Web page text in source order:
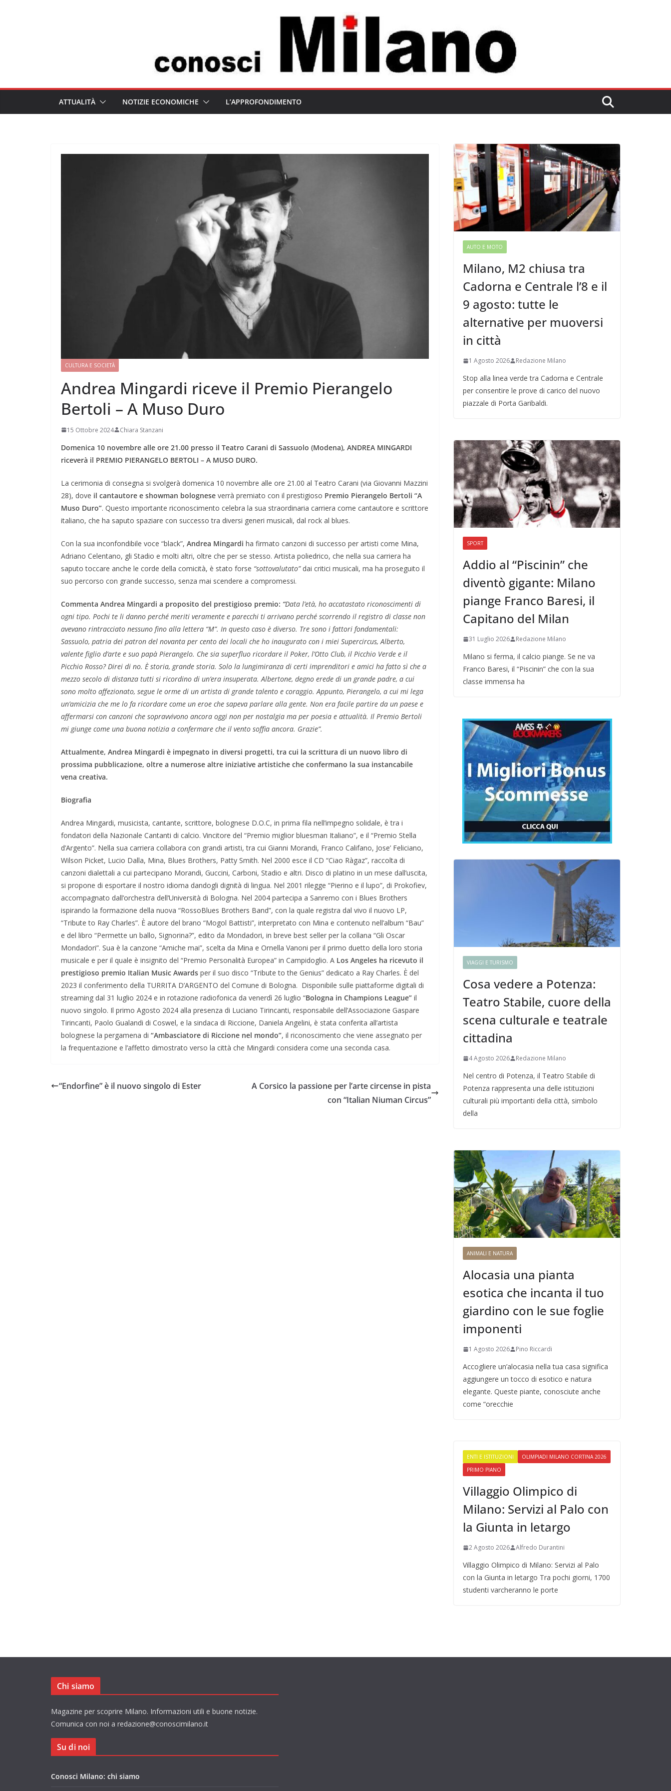
ATTUALITÀ NOTIZIE ECONOMICHE L’APPROFONDIMENTO
CULTURA E SOCIETÀ
Andrea Mingardi riceve il Premio Pierangelo
Bertoli – A Muso Duro
15 Ottobre 2024 Chiara Stanzani
Domenica 10 novembre alle ore 21.00 presso il Teatro Carani di Sassuolo (Modena), ANDREA MINGARDI
riceverà il PREMIO PIERANGELO BERTOLI – A MUSO DURO.
La cerimonia di consegna si svolgerà domenica 10 novembre alle ore 21.00 al Teatro Carani (via Giovanni Mazzini
28), dove il cantautore e showman bolognese verrà premiato con il prestigioso Premio Pierangelo Bertoli “A
Muso Duro”. Questo importante riconoscimento celebra la sua straordinaria carriera come cantautore e scrittore
italiano, che ha saputo spaziare con successo tra diversi generi musicali, dal rock al blues.
Con la sua inconfondibile voce “black”, Andrea Mingardi ha firmato canzoni di successo per artisti come Mina,
Adriano Celentano, gli Stadio e molti altri, oltre che per se stesso. Artista poliedrico, che nella sua carriera ha
saputo toccare anche le corde della comicità, è stato forse “sottovalutato”dai critici musicali, ma ha proseguito il
suo percorso con grande successo, senza mai scendere a compromessi.
Commenta Andrea Mingardi a proposito del prestigioso premio: “Data l’età, ho accatastato riconoscimenti di
ogni tipo. Pochi te li danno perché meriti veramente e parecchi ti arrivano perché scorrendo il registro di classe non
avevano rintracciato nessuno fino alla lettera “M”. In questo caso è diverso. Tre sono i fattori fondamentali:
Sassuolo, patria dei patron del novanta per cento dei locali che ho inaugurato con i miei Supercircus, Alberto,
valente figlio d’arte e suo papà Pierangelo. Che sia superfluo ricordare il Poker, l’Otto Club, il Picchio Verde e il
Picchio Rosso? Direi di no. È storia, grande storia. Solo la lungimiranza di certi imprenditori e amici ha fatto sì che a
mezzo secolo di distanza tutti si ricordino di un’era insuperata. Albertone, degno erede di un grande padre, a cui
sono molto affezionato, segue le orme di un artista di grande talento e coraggio. Appunto, Pierangelo, a cui mi lega
un’amicizia che me lo fa ricordare come un eroe che sapeva parlare alla gente. Non era facile partire da un paese e
affermarsi con canzoni che sopravvivono ancora oggi non per nostalgia ma per poesia e attualità. Il Premio Bertoli
mi giunge come una buona notizia a confermare che il vento soffia ancora. Grazie”.
Attualmente, Andrea Mingardi è impegnato in diversi progetti, tra cui la scrittura di un nuovo libro di
prossima pubblicazione, oltre a numerose altre iniziative artistiche che confermano la sua instancabile
vena creativa.
Biografia
Andrea Mingardi, musicista, cantante, scrittore, bolognese D.O.C, in prima fila nell’impegno solidale, è tra i
fondatori della Nazionale Cantanti di calcio. Vincitore del “Premio miglior bluesman Italiano”, e il “Premio Stella
d’Argento”. Nella sua carriera collabora con grandi artisti, tra cui Gianni Morandi, Franco Califano, Jose’ Feliciano,
Wilson Picket, Lucio Dalla, Mina, Blues Brothers, Patty Smith. Nel 2000 esce il CD “Ciao Ràgaz”, raccolta di
canzoni dialettali a cui partecipano Morandi, Guccini, Carboni, Stadio e altri. Disco di platino in un mese dall’uscita,
si propone di esportare il nostro idioma dandogli dignità di lingua. Nel 2001 rilegge “Pierino e il lupo”, di Prokofiev,
accompagnato dall’orchestra dell’Università di Bologna. Nel 2004 partecipa a Sanremo con i Blues Brothers
ispirando la formazione della nuova “RossoBlues Brothers Band”, con la quale registra dal vivo il nuovo LP,
“Tribute to Ray Charles”. È autore del brano “Mogol Battisti”, interpretato con Mina e contenuto nell’album “Bau”
e del libro “Permette un ballo, Signorina?”, edito da Mondadori, in breve best seller per la collana “Gli Oscar
Mondadori”. Sua è la canzone “Amiche mai”, scelta da Mina e Ornella Vanoni per il primo duetto della loro storia
musicale e per il quale è insignito del “Premio Personalità Europea” in Campidoglio. A Los Angeles ha ricevuto il
prestigioso premio Italian Music Awards per il suo disco “Tribute to the Genius” dedicato a Ray Charles. È del
2023 il conferimento della TURRITA D’ARGENTO del Comune di Bologna. Disponibile sulle piattaforme digitali di
streaming dal 31 luglio 2024 e in rotazione radiofonica da venerdì 26 luglio “Bologna in Champions League” il
nuovo singolo. Il primo Agosto 2024 alla presenza di Luciano Tirincanti, responsabile dell’Associazione Gaspare
Tirincanti, Paolo Gualandi di Coswel, e la sindaca di Riccione, Daniela Angelini, è stata conferita all’artista
bolognese la pergamena di “Ambasciatore di Riccione nel mondo”, il riconoscimento che viene assegnato per
la frequentazione e l’affetto dimostrato verso la città che Mingardi considera come una seconda casa.
“Endorfine” è il nuovo singolo di Ester
A Corsico la passione per l’arte circense in pista
con “Italian Niuman Circus”
AUTO E MOTO
Milano, M2 chiusa tra
Cadorna e Centrale l’8 e il
9 agosto: tutte le
alternative per muoversi
in città
1 Agosto 2026 Redazione Milano
Stop alla linea verde tra Cadorna e Centrale
per consentire le prove di carico del nuovo
piazzale di Porta Garibaldi.
SPORT
Addio al “Piscinin” che
diventò gigante: Milano
piange Franco Baresi, il
Capitano del Milan
31 Luglio 2026 Redazione Milano
Milano si ferma, il calcio piange. Se ne va
Franco Baresi, il “Piscinin” che con la sua
classe immensa ha
VIAGGI E TURISMO
Cosa vedere a Potenza:
Teatro Stabile, cuore della
scena culturale e teatrale
cittadina
4 Agosto 2026 Redazione Milano
Nel centro di Potenza, il Teatro Stabile di
Potenza rappresenta una delle istituzioni
culturali più importanti della città, simbolo
della
ANIMALI E NATURA
Alocasia una pianta
esotica che incanta il tuo
giardino con le sue foglie
imponenti
1 Agosto 2026 Pino Riccardi
Accogliere un’alocasia nella tua casa significa
aggiungere un tocco di esotico e natura
elegante. Queste piante, conosciute anche
come “orecchie
ENTI E ISTITUZIONI
OLIMPIADI MILANO CORTINA 2026
PRIMO PIANO
Villaggio Olimpico di
Milano: Servizi al Palo con
la Giunta in letargo
2 Agosto 2026 Alfredo Durantini
Villaggio Olimpico di Milano: Servizi al Palo
con la Giunta in letargo Tra pochi giorni, 1700
studenti varcheranno le porte
Chi siamo
Magazine per scoprire Milano. Informazioni utili e buone notizie.
Comunica con noi a redazione@conoscimilano.it
Su di noi
Conosci Milano: chi siamo